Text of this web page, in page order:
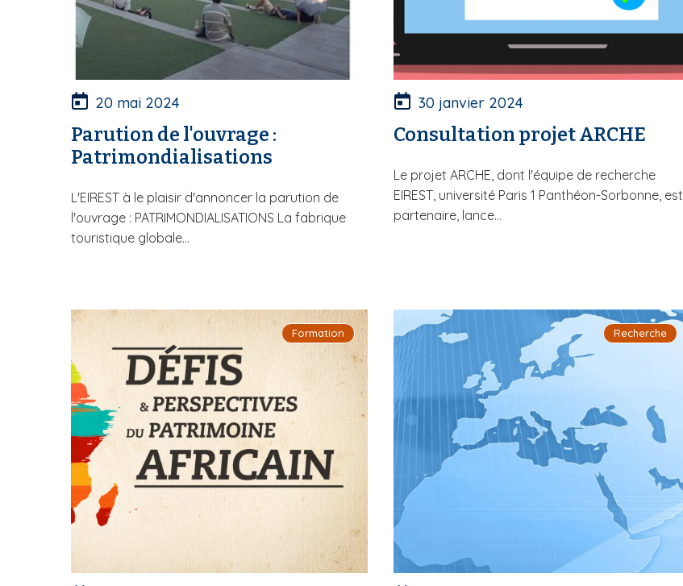
20 mai 2024
Parution de l'ouvrage :
Patrimondialisations
L'EIREST à le plaisir d'annoncer la parution de
l'ouvrage : PATRIMONDIALISATIONS La fabrique
touristique globale...
30 janvier 2024
Consultation projet ARCHE
Le projet ARCHE, dont l'équipe de recherche
EIREST, université Paris 1 Panthéon-Sorbonne, est
partenaire, lance...
Formation Recherche